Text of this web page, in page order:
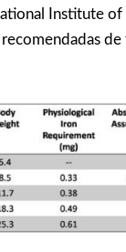
Institute
de